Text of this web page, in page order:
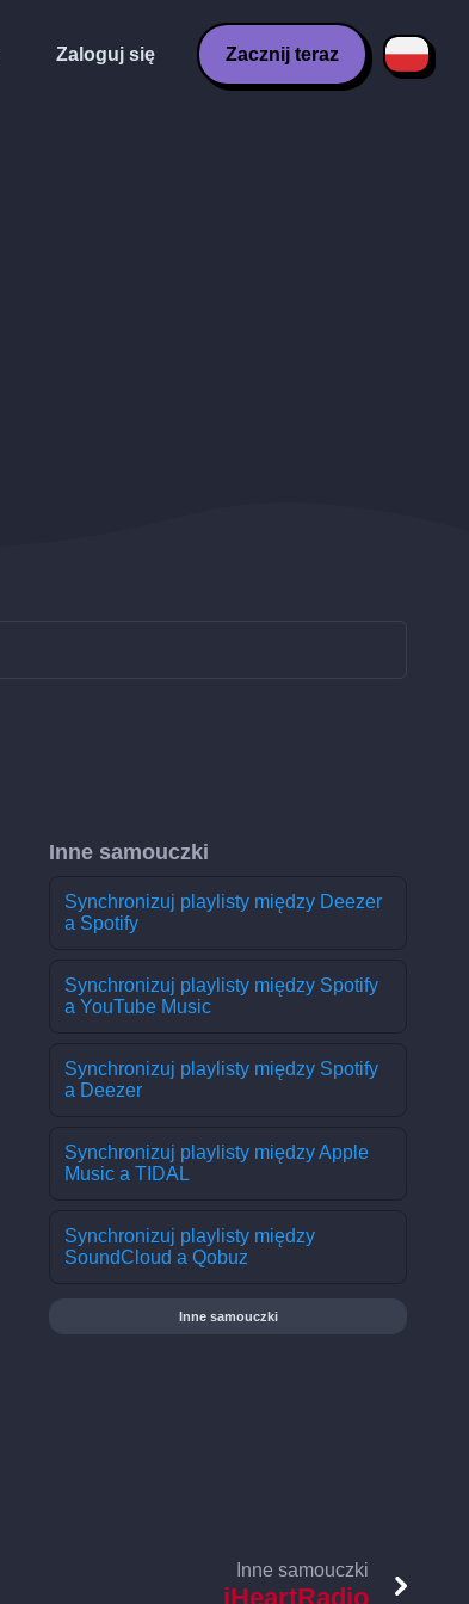
Zaloguj się Zacznij teraz
Inne samouczki
Synchronizuj playlisty między Deezer
a Spotify
Synchronizuj playlisty między Spotify
a YouTube Music
Synchronizuj playlisty między Spotify
a Deezer
Synchronizuj playlisty między Apple
Music a TIDAL
Synchronizuj playlisty między
SoundCloud a Qobuz
Inne samouczki
Inne samouczki
iHeartRadio